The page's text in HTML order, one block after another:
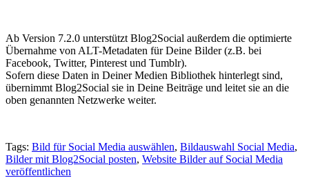
Ab Version 7.2.0 unterstützt Blog2Social außerdem die optimierte
Übernahme von ALT-Metadaten für Deine Bilder (z.B. bei
Facebook, Twitter, Pinterest und Tumblr).
Sofern diese Daten in Deiner Medien Bibliothek hinterlegt sind,
übernimmt Blog2Social sie in Deine Beiträge und leitet sie an die
oben genannten Netzwerke weiter.
Tags: Bild für Social Media auswählen, Bildauswahl Social Media,
Bilder mit Blog2Social posten, Website Bilder auf Social Media
veröffentlichen